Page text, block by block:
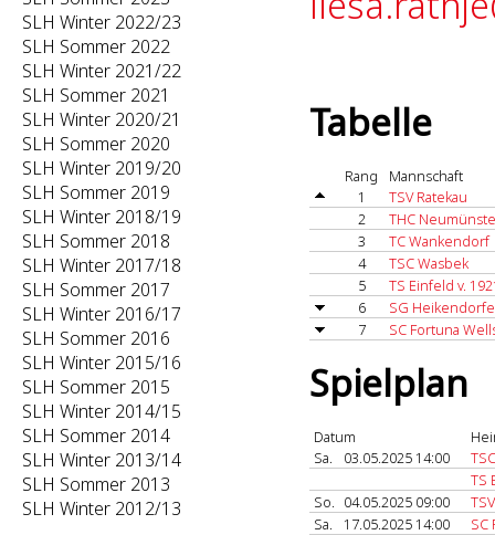
SLH Winter 2022/23
SLH Sommer 2022
SLH Winter 2021/22
SLH Sommer 2021
SLH Winter 2020/21
SLH Sommer 2020
SLH Winter 2019/20
SLH Sommer 2019
SLH Winter 2018/19
SLH Sommer 2018
SLH Winter 2017/18
SLH Sommer 2017
SLH Winter 2016/17
SLH Sommer 2016
SLH Winter 2015/16
SLH Sommer 2015
SLH Winter 2014/15
SLH Sommer 2014
SLH Winter 2013/14
SLH Sommer 2013
SLH Winter 2012/13
Tabelle
Rang
Mannschaft
1
TSV Ratekau
2
THC
3
TC Wankendorf
4
TSC Wasbek
5
TS Einfeld v.
6
SG
7
SC Fortuna
Spielplan
Datum
Sa.
03.05.2025 14:00
TS
So. 04.05.2025 09:00
Sa.
17.05.2025 14:00
SC